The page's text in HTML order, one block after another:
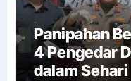
Panipahan
4 Pengedar
dalam Sehari